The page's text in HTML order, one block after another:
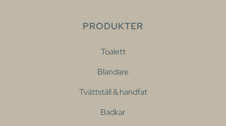
PRODUKTER
Toalett
Blandare
Tvättställ & handfat
Badkar